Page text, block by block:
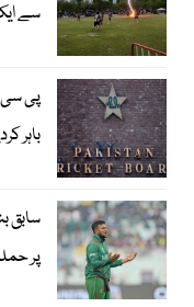
سے ایک
پی
باہر
سابق
پر